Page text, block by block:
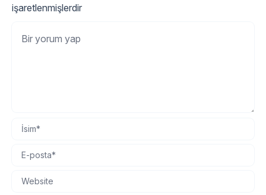
işaretlenmişlerdir